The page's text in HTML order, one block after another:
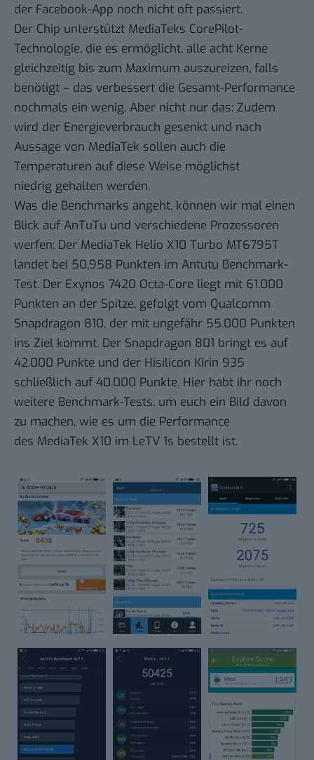
der Facebook-App noch nicht oft passiert.
Der Chip unterstützt MediaTeks CorePilot-
Technologie, die es ermöglicht, alle acht Kerne
gleichzeitig bis zum Maximum auszureizen, falls
benötigt – das verbessert die Gesamt-Performance
nochmals ein wenig. Aber nicht nur das: Zudem
wird der Energieverbrauch gesenkt und nach
Aussage von MediaTek sollen auch die
Temperaturen auf diese Weise möglichst
niedrig gehalten werden.
Was die Benchmarks angeht, können wir mal einen
Blick auf AnTuTu und verschiedene Prozessoren
werfen: Der MediaTek Helio X10 Turbo MT6795T
landet bei 50,958 Punkten im Antutu Benchmark-
Test. Der Exynos 7420 Octa-Core liegt mit 61.000
Punkten an der Spitze, gefolgt vom Qualcomm
Snapdragon 810, der mit ungefähr 55.000 Punkten
ins Ziel kommt. Der Snapdragon 801 bringt es auf
42.000 Punkte und der Hisilicon Kirin 935
schließlich auf 40.000 Punkte. Hier habt ihr noch
weitere Benchmark-Tests, um euch ein Bild davon
zu machen, wie es um die Performance
des MediaTek X10 im LeTV 1s bestellt ist.